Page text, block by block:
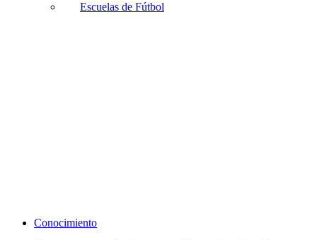
Escuelas de Fútbol
Conocimiento